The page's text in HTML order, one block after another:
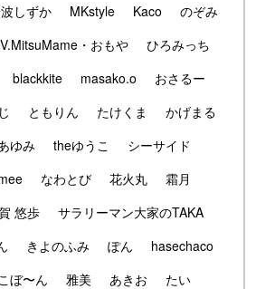
しずか MKstyle Kaco
のぞみ
・おもや
ひろみっち
blackkite masako.o
おさるー
ともりん たけくま
かげまる
ゆみ theゆうこ
シーサイド
なわとび 花火丸
霜月
悠歩
サラリーマン大家のTAKA
きよのふみ ぽん
hasechaco
ぼ〜ん 雅美 あきお
たい